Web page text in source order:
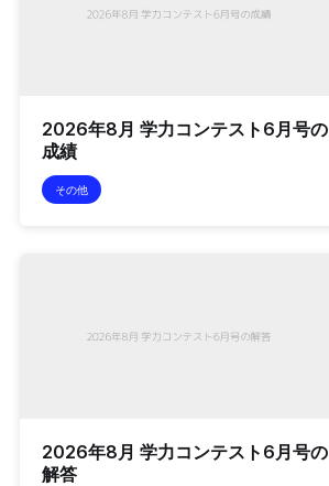
2026年8月 学力コンテスト6月号の
成績
その他
2026年8月 学力コンテスト6月号の
解答